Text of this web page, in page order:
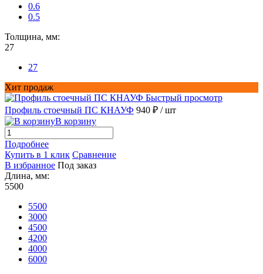
0.6
0.5
Толщина, мм:
27
27
Хит продаж
Быстрый просмотр
Профиль стоечный ПС КНАУФ 940 ₽ / шт
В корзину
Подробнее
Купить в 1 клик Сравнение
В избранное Под заказ
Длина, мм:
5500
5500
3000
4500
4200
4000
6000